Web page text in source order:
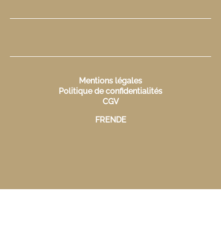
Mentions légales
Politique de confidentialités
CGV
FRENDE